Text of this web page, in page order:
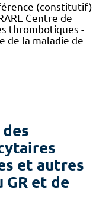
(constitutif)
Centre de
thrombotiques -
de la maladie de
et autres
et de